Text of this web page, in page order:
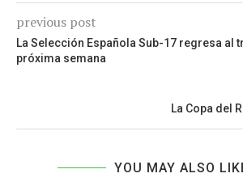
previous post
La Selección Española Sub-17 regresa al
próxima semana
La Copa del
YOU MAY ALSO